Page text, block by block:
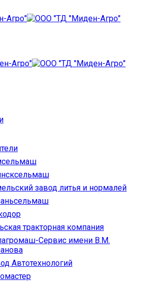
завод литья и нормалей
тракторная компания
Сервис имени В.М.
Автотехнологий